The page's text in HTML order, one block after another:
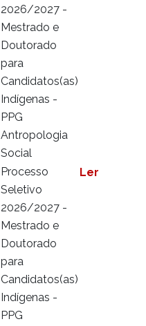
2026/2027 -
Mestrado e
Doutorado
para
Candidatos(as)
Indígenas -
PPG
Antropologia
Social
Processo
Seletivo
2026/2027 -
Mestrado e
Doutorado
para
Candidatos(as)
Indígenas -
PPG
Ler mais